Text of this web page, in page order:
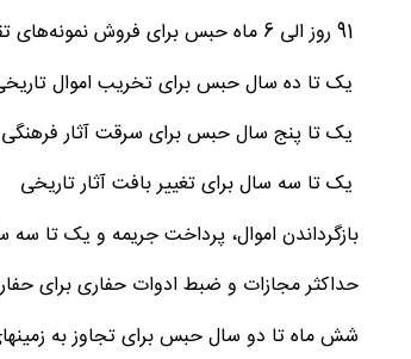
یک تا ده سال حبس برای تخریب اموال
یک تا پنج سال حبس برای سرقت آثار
یک تا سه سال برای تغییر بافت آثار تاریخی
بازگرداندن اموال، پرداخت جریمه و یک تا
حداکثر مجازات و ضبط ادوات حفاری برای
شش ماه تا دو سال حبس برای تجاوز به زمین‎های ثبت‎شده در آثار ملی